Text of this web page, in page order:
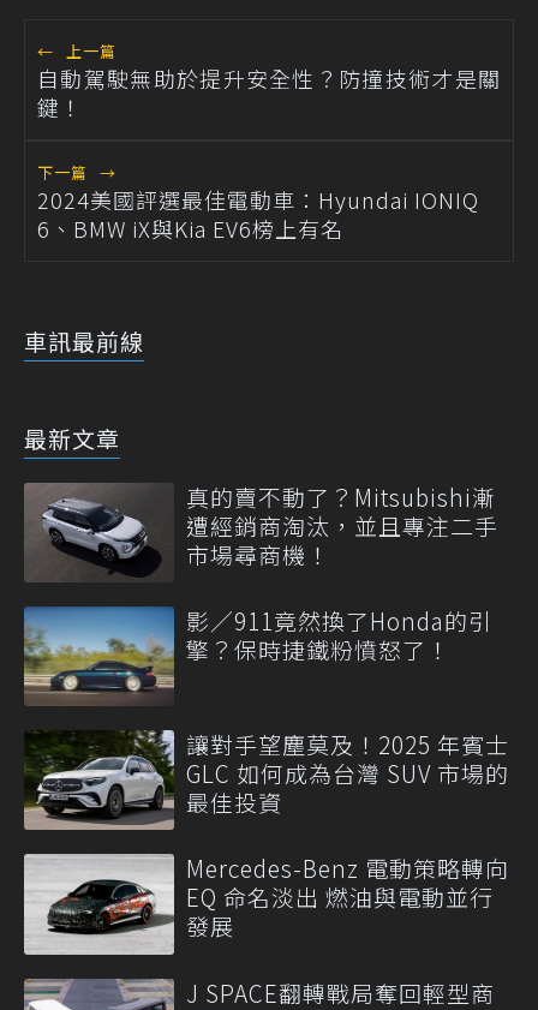
← 上一篇
自動駕駛無助於提升安全性？防撞技術才是關
鍵！
下一篇 →
2024美國評選最佳電動車：Hyundai IONIQ
6、BMW iX與Kia EV6榜上有名
車訊最前線
最新文章
真的賣不動了？Mitsubishi漸
遭經銷商淘汰，並且專注二手
市場尋商機！
影／911竟然換了Honda的引
擎？保時捷鐵粉憤怒了！
讓對手望塵莫及！2025 年賓士
GLC 如何成為台灣 SUV 市場的
最佳投資
Mercedes-Benz 電動策略轉向
EQ 命名淡出 燃油與電動並行
發展
J SPACE翻轉戰局奪回輕型商